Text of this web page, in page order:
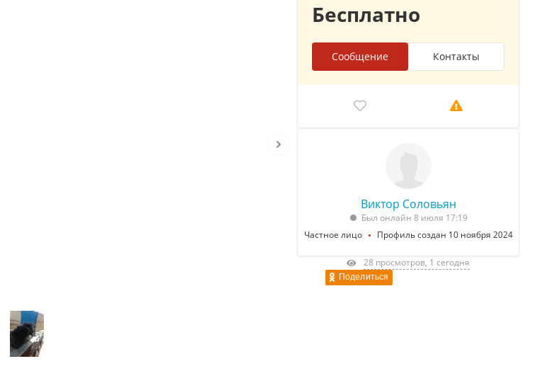
Бесплатно
Сообщение Контакты
Виктор Соловьян
Был онлайн 8 июля 17:19
Частное лицо
Профиль создан 10 ноября 2024
28 просмотров, 1 сегодня
Поделиться